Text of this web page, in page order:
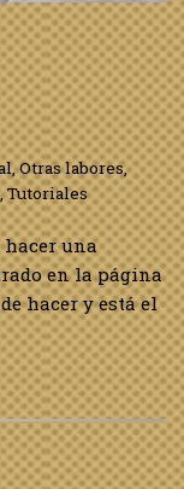
,Otras labores,
,Tutoriales
hacer una
en la página
hacer y está el